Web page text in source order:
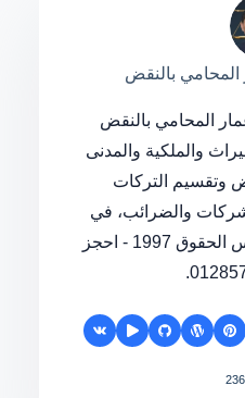
بالنقض
المحامي بالنقض
والملكية والمدنى
وتقسيم التركات
والضرائب، في
الزقازيق، حاصل على ليسانس الحقوق 1997 - احجز